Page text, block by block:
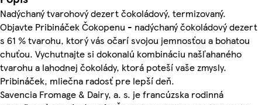
Nadýchaný tvarohový dezert čokoládový, termizovaný.
Objavte Pribináček Čokopenu - nadýchaný čokoládový dezert
s 61 % tvarohu, ktorý vás očarí svojou jemnosťou a bohatou
chuťou. Vychutnajte si dokonalú kombináciu našľahaného
tvarohu a lahodnej čokolády, ktorá poteší vaše zmysly.
Pribináček, mliečna radosť pre lepší deň.
Savencia Fromage & Dairy, a. s. je francúzska rodinná